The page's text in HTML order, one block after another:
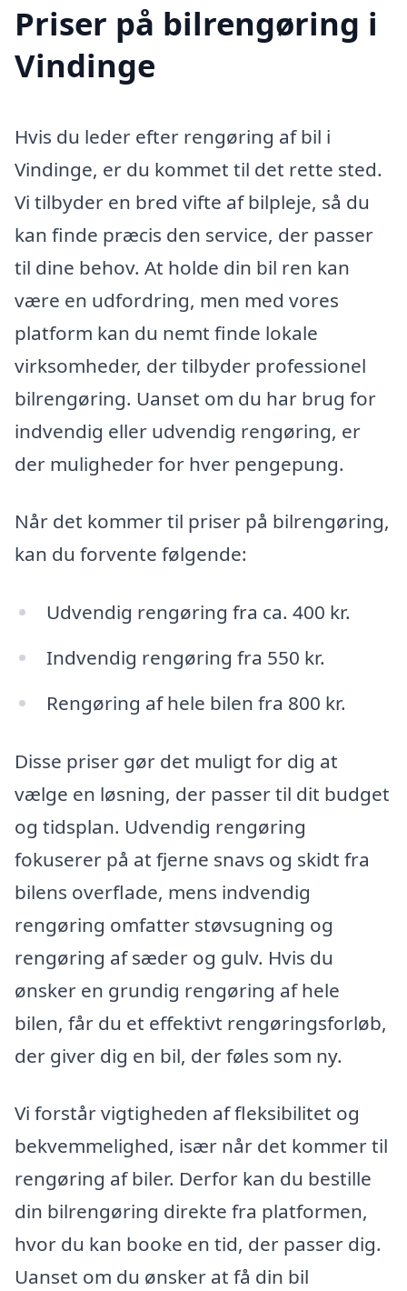
Priser på bilrengøring i
Vindinge
Hvis du leder efter rengøring af bil i
Vindinge, er du kommet til det rette sted.
Vi tilbyder en bred vifte af bilpleje, så du
kan finde præcis den service, der passer
til dine behov. At holde din bil ren kan
være en udfordring, men med vores
platform kan du nemt finde lokale
virksomheder, der tilbyder professionel
bilrengøring. Uanset om du har brug for
indvendig eller udvendig rengøring, er
der muligheder for hver pengepung.
Når det kommer til priser på bilrengøring,
kan du forvente følgende:
Udvendig rengøring fra ca. 400 kr.
Indvendig rengøring fra 550 kr.
Rengøring af hele bilen fra 800 kr.
Disse priser gør det muligt for dig at
vælge en løsning, der passer til dit budget
og tidsplan. Udvendig rengøring
fokuserer på at fjerne snavs og skidt fra
bilens overflade, mens indvendig
rengøring omfatter støvsugning og
rengøring af sæder og gulv. Hvis du
ønsker en grundig rengøring af hele
bilen, får du et effektivt rengøringsforløb,
der giver dig en bil, der føles som ny.
Vi forstår vigtigheden af fleksibilitet og
bekvemmelighed, især når det kommer til
rengøring af biler. Derfor kan du bestille
din bilrengøring direkte fra platformen,
hvor du kan booke en tid, der passer dig.
Uanset om du ønsker at få din bil